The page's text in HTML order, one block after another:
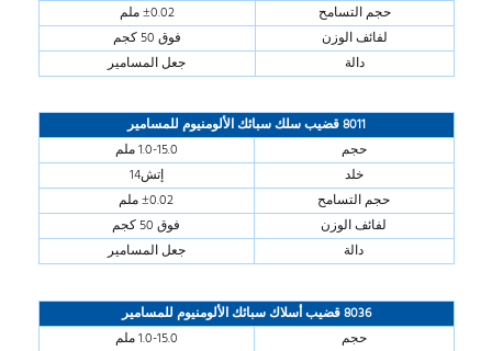
حجم التسامح
±0.02 ملم
لفائف الوزن
فوق 50 كجم
دالة
جعل المسامير
8011 قضيب سلك سبائك الألومنيوم للمسامير
حجم
1.0-15.0 ملم
خلد
إتش14
حجم التسامح
±0.02 ملم
لفائف الوزن
فوق 50 كجم
دالة
جعل المسامير
8036 قضيب أسلاك سبائك الألومنيوم للمسامير
حجم
1.0-15.0 ملم